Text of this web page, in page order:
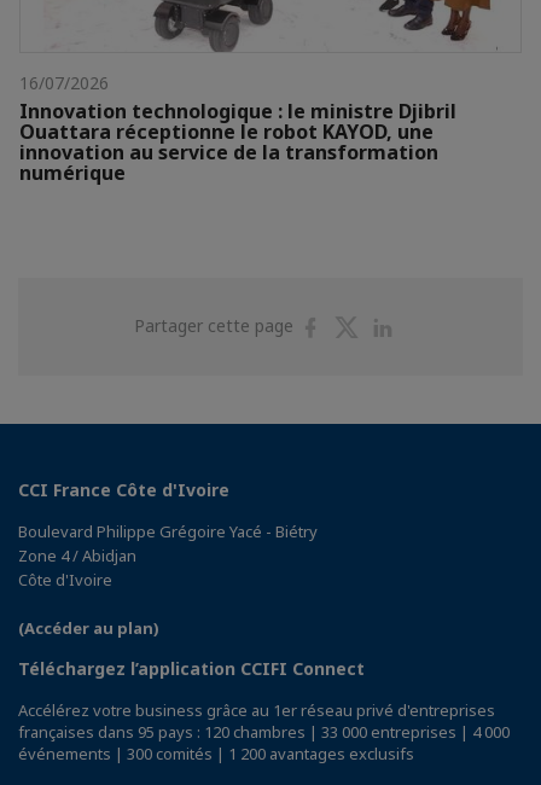
16/07/2026
Innovation technologique : le ministre Djibril
Ouattara réceptionne le robot KAYOD, une
innovation au service de la transformation
numérique
Partager cette page
PartagerPartager
CCI France Côte d'Ivoire
Boulevard Philippe Grégoire Yacé - Biétry
Zone 4 / Abidjan
Côte d'Ivoire
(Accéder au plan)
Téléchargez l’application CCIFI Connect
Accélérez votre business grâce au 1er réseau privé d'entreprises
françaises dans 95 pays : 120 chambres | 33 000 entreprises | 4 000
événements | 300 comités | 1 200 avantages exclusifs